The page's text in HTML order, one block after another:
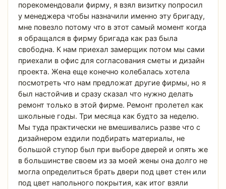
порекомендовали фирму, я взял визитку попросил
у менеджера чтобы назначили именно эту бригаду,
мне повезло потому что в этот самый момент когда
я обращался в фирму бригада как раз была
свободна. К нам приехал замерщик потом мы сами
приехали в офис для согласования сметы и дизайн
проекта. Жена еще конечно колебалась хотела
посмотреть что нам предложат другие фирмы, но я
был настойчив и сразу сказал что нужно делать
ремонт только в этой фирме. Ремонт пролетел как
школьные годы. Три месяца как будто за неделю.
Мы туда практически не вмешивались разве что с
дизайнером ездили подбирать материалы, не
большой ступор был при выборе дверей и опять же
в большинстве своем из за моей жены она долго не
могла определиться брать двери под цвет стен или
под цвет напольного покрытия, как итог взяли